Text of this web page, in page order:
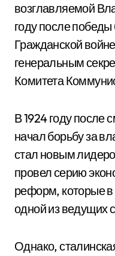
возглавляемой
году после
Гражданской
генеральным
Комитета
В 1924 году после
начал борьбу за
стал новым
провел серию
реформ, которые
одной из ведущих
Однако,